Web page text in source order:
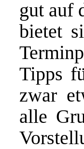
gut auf
bietet
Tipps
zwar
alle